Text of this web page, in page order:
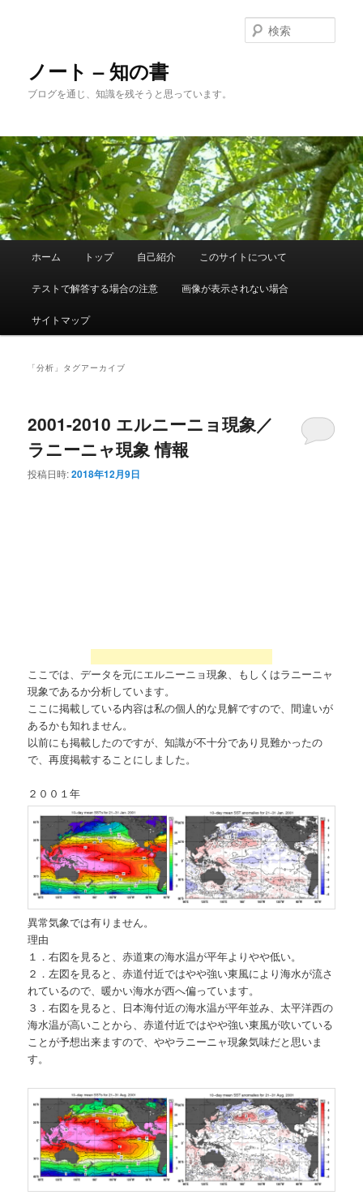
へ
移
移
動
ノート – 知の書
ブログを通じ、知識を残そうと思っています。
索
ュ
ホーム トップ 自己紹介 このサイトについて
テストで解答する場合の注意 画像が表示されない場合
サイトマップ
「分析 」タグアーカイブ
2001-2010 エルニーニョ現象／
ラニーニャ現象 情報
投稿日時:2018年12月9日
ここでは、データを元にエルニーニョ現象、もしくはラニーニャ
現象であるか分析しています。
ここに掲載している内容は私の個人的な見解ですので、間違いが
あるかも知れません。
以前にも掲載したのですが、知識が不十分であり見難かったの
で、再度掲載することにしました。
２００１年
異常気象では有りません。
理由
１．右図を見ると、赤道東の海水温が平年よりやや低い。
２．左図を見ると、赤道付近ではやや強い東風により海水が流さ
れているので、暖かい海水が西へ偏っています。
３．右図を見ると、日本海付近の海水温が平年並み、太平洋西の
海水温が高いことから、赤道付近ではやや強い東風が吹いている
ことが予想出来ますので、ややラニーニャ現象気味だと思いま
す。